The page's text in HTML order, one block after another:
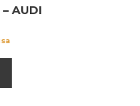
– AUDI